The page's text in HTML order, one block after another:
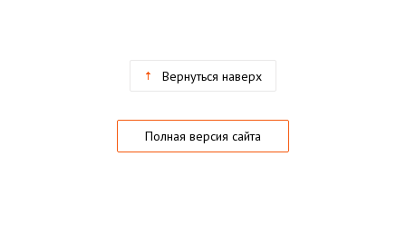
Вернуться наверх
Полная версия сайта